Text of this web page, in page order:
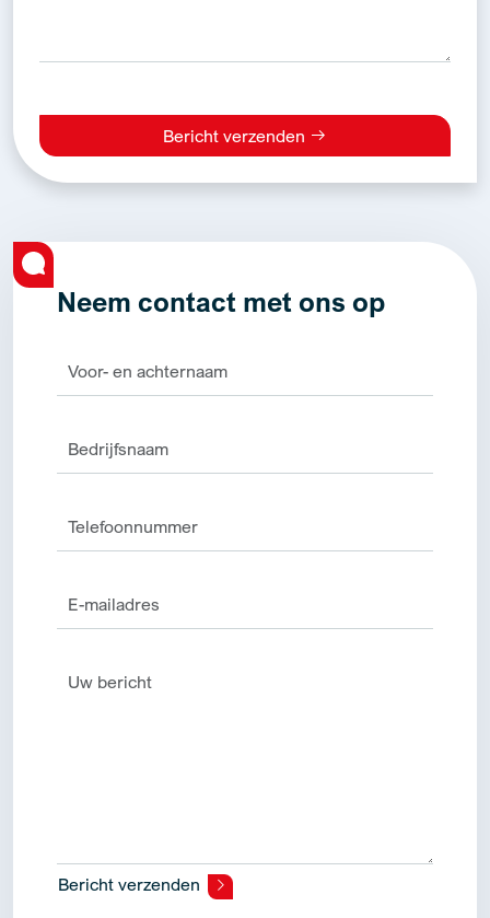
Bericht verzenden
Alternative:
Neem contact met ons op
Bericht verzenden